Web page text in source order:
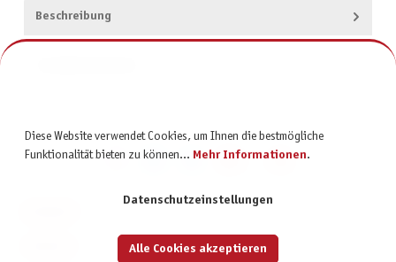
Beschreibung
Diese Website verwendet Cookies, um Ihnen die bestmögliche
Funktionalität bieten zu können... Mehr Informationen.
Datenschutzeinstellungen
Alle Cookies akzeptieren